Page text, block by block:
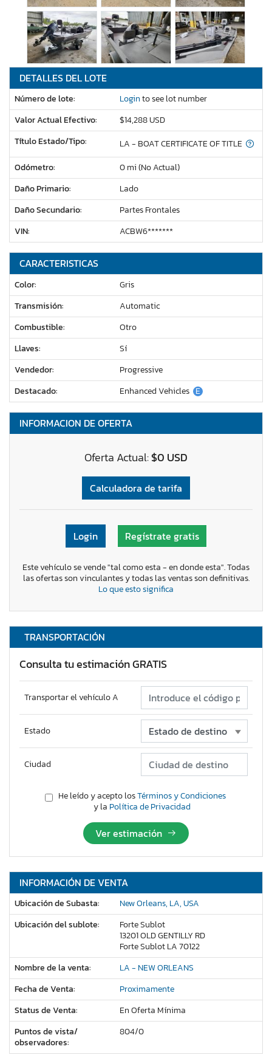
DETALLES DEL LOTE
Número de lote: Loginto see lot number
Valor Actual Efectivo:
$14,288 USD
Título Estado/Tipo:
LA - BOAT CERTIFICATE OF TITLE
Odómetro:
0 mi (No Actual)
Daño Primario:
Lado
Daño Secundario:
Partes Frontales
VIN:
ACBW6*******
CARACTERISTICAS
Color:
Gris
Transmisión:
Automatic
Combustible:
Otro
Llaves:
Sí
Vendedor:
Progressive
Destacado:
Enhanced Vehicles E
INFORMACION DE OFERTA
Oferta Actual:$0 USD
Calculadora de tarifa
Login Regístrate gratis
Este vehículo se vende "tal como esta - en donde esta". Todas
las ofertas son vinculantes y todas las ventas son definitivas.
Lo que esto significa
TRANSPORTACIÓN
Consulta tu estimación GRATIS
Transportar el vehículo A
Estado
Ciudad
He leído y acepto losTérminos y Condiciones
y la Política de Privacidad
Ver estimación
INFORMACIÓN DE VENTA
Ubicación de Subasta:
New Orleans, LA, USA
Ubicación del sublote:
Forte Sublot
13201 OLD GENTILLY RD
Forte Sublot LA 70122
Nombre de la venta:
LA - NEW ORLEANS
Fecha de Venta:
Proximamente
Status de Venta:
En Oferta Mínima
Puntos de vista/
observadores:
804/0